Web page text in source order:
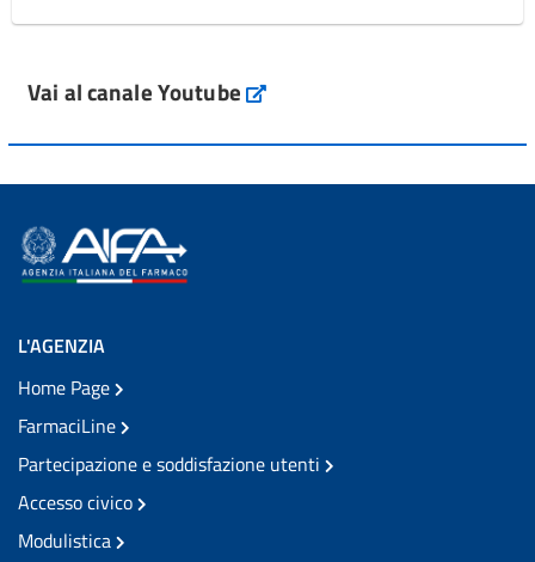
Vai al canale Youtube
L'AGENZIA
Home Page
FarmaciLine
Partecipazione e soddisfazione utenti
Accesso civico
Modulistica